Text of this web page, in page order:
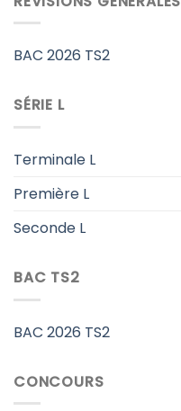
BAC 2026 TS2
SÉRIE L
Terminale L
Première L
Seconde L
BAC TS2
BAC 2026 TS2
CONCOURS